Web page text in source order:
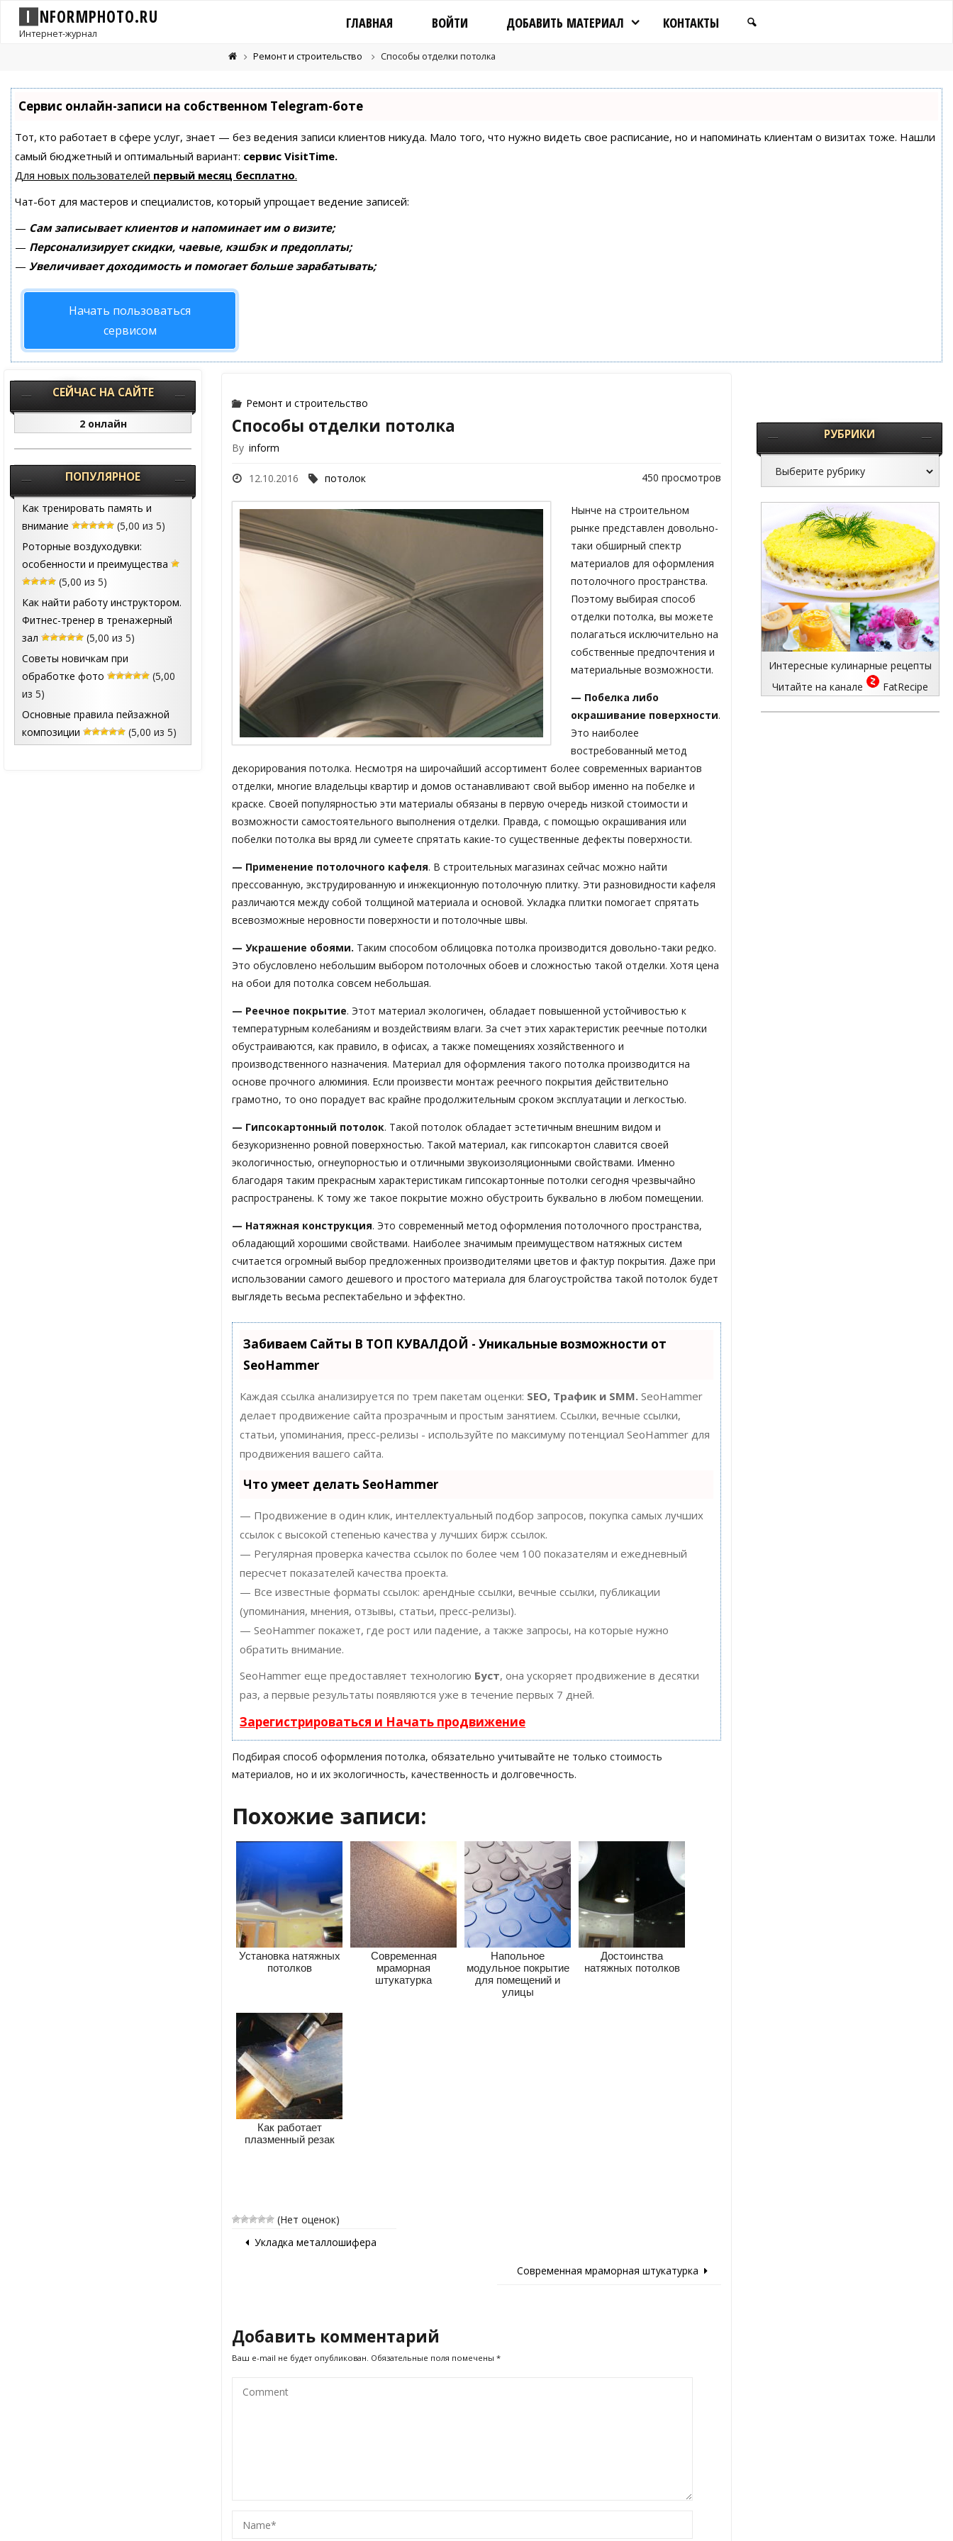
I NFORMPHOTO.RU
Интернет-журнал
ГЛАВНАЯ ВОЙТИ ДОБАВИТЬ МАТЕРИАЛ КОНТАКТЫ
Ремонт и строительство Способы отделки потолка
Сервис онлайн-записи на собственном Telegram-боте
Тот, кто работает в сфере услуг, знает — без ведения записи клиентов никуда. Мало того, что нужно видеть свое расписание, но и напоминать клиентам о визитах тоже. Нашли
самый бюджетный и оптимальный вариант: сервис VisitTime.
Для новых пользователей первый месяц бесплатно.
Чат-бот для мастеров и специалистов, который упрощает ведение записей:
— Сам записывает клиентов и напоминает им о визите;
— Персонализирует скидки, чаевые, кэшбэк и предоплаты;
— Увеличивает доходимость и помогает больше зарабатывать;
Начать пользоваться
сервисом
Ремонт и строительство
Способы отделки потолка
By inform
12.10.2016 потолок 450 просмотров
Нынче на строительном
рынке представлен довольно-
таки обширный спектр
материалов для оформления
потолочного пространства.
Поэтому выбирая способ
отделки потолка, вы можете
полагаться исключительно на
собственные предпочтения и
материальные возможности.
— Побелка либо
окрашивание поверхности.
Это наиболее
востребованный метод
декорирования потолка. Несмотря на широчайший ассортимент более современных вариантов
отделки, многие владельцы квартир и домов останавливают свой выбор именно на побелке и
краске. Своей популярностью эти материалы обязаны в первую очередь низкой стоимости и
возможности самостоятельного выполнения отделки. Правда, с помощью окрашивания или
побелки потолка вы вряд ли сумеете спрятать какие-то существенные дефекты поверхности.
— Применение потолочного кафеля. В строительных магазинах сейчас можно найти
прессованную, экструдированную и инжекционную потолочную плитку. Эти разновидности кафеля
различаются между собой толщиной материала и основой. Укладка плитки помогает спрятать
всевозможные неровности поверхности и потолочные швы.
— Украшение обоями. Таким способом облицовка потолка производится довольно-таки редко.
Это обусловлено небольшим выбором потолочных обоев и сложностью такой отделки. Хотя цена
на обои для потолка совсем небольшая.
— Реечное покрытие. Этот материал экологичен, обладает повышенной устойчивостью к
температурным колебаниям и воздействиям влаги. За счет этих характеристик реечные потолки
обустраиваются, как правило, в офисах, а также помещениях хозяйственного и
производственного назначения. Материал для оформления такого потолка производится на
основе прочного алюминия. Если произвести монтаж реечного покрытия действительно
грамотно, то оно порадует вас крайне продолжительным сроком эксплуатации и легкостью.
— Гипсокартонный потолок. Такой потолок обладает эстетичным внешним видом и
безукоризненно ровной поверхностью. Такой материал, как гипсокартон славится своей
экологичностью, огнеупорностью и отличными звукоизоляционными свойствами. Именно
благодаря таким прекрасным характеристикам гипсокартонные потолки сегодня чрезвычайно
распространены. К тому же такое покрытие можно обустроить буквально в любом помещении.
— Натяжная конструкция. Это современный метод оформления потолочного пространства,
обладающий хорошими свойствами. Наиболее значимым преимуществом натяжных систем
считается огромный выбор предложенных производителями цветов и фактур покрытия. Даже при
использовании самого дешевого и простого материала для благоустройства такой потолок будет
выглядеть весьма респектабельно и эффектно.
Забиваем Сайты В ТОП КУВАЛДОЙ - Уникальные возможности от
SeoHammer
Каждая ссылка анализируется по трем пакетам оценки: SEO, Трафик и SMM. SeoHammer
делает продвижение сайта прозрачным и простым занятием. Ссылки, вечные ссылки,
статьи, упоминания, пресс-релизы - используйте по максимуму потенциал SeoHammer для
продвижения вашего сайта.
Что умеет делать SeoHammer
— Продвижение в один клик, интеллектуальный подбор запросов, покупка самых лучших
ссылок с высокой степенью качества у лучших бирж ссылок.
— Регулярная проверка качества ссылок по более чем 100 показателям и ежедневный
пересчет показателей качества проекта.
— Все известные форматы ссылок: арендные ссылки, вечные ссылки, публикации
(упоминания, мнения, отзывы, статьи, пресс-релизы).
— SeoHammer покажет, где рост или падение, а также запросы, на которые нужно
обратить внимание.
SeoHammer еще предоставляет технологию Буст, она ускоряет продвижение в десятки
раз, а первые результаты появляются уже в течение первых 7 дней.
Зарегистрироваться и Начать продвижение
Подбирая способ оформления потолка, обязательно учитывайте не только стоимость
материалов, но и их экологичность, качественность и долговечность.
Похожие записи:
Установка натяжных
потолков
Современная
мраморная
штукатурка
Напольное
модульное покрытие
для помещений и
улицы
Достоинства
натяжных потолков
Как работает
плазменный резак
(Нет оценок)
Укладка металлошифера
Современная мраморная штукатурка
Добавить комментарий
Ваш e-mail не будет опубликован. Обязательные поля помечены*
СЕЙЧАС НА САЙТЕ
2 онлайн
ПОПУЛЯРНОЕ
Как тренировать память и
внимание
(5,00 из 5)
Роторные воздуходувки:
особенности и преимущества
(5,00 из 5)
Как найти работу инструктором.
Фитнес-тренер в тренажерный
зал
(5,00 из 5)
Советы новичкам при
обработке фото
(5,00
из 5)
Основные правила пейзажной
композиции
(5,00 из 5)
РУБРИКИ
Интересные кулинарные рецепты
Читайте на канале
FatRecipe